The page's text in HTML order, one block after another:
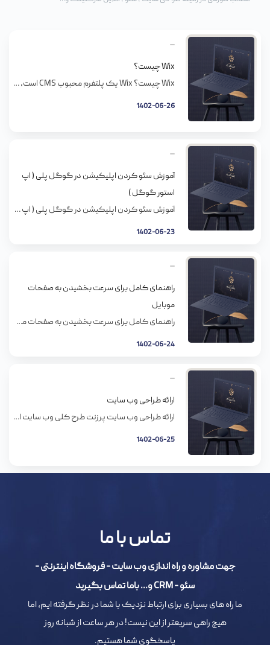
Wix چیست؟
Wix چیست؟ Wix یک پلتفرم محبوب CMS است، اگرچه محدودیت هایی نیز داره. من اغلب خوانندگان رو وادار می کنم بپرسن چطور از Wix به وردپرس برن؟ زیرا هر صاحب کسب و کار باهوشی می دونه وردپرس قطعاً بهتر از Wix است. با این اوصاف، Wix مبتدی پسند است و شاید قابل تأمل باشه. این […]
1402-06-26
آموزش سئو کردن اپلیکیشن در گوگل پلی ( اپ
استور گوگل )
آموزش سئو کردن اپلیکیشن در گوگل پلی ( اپ استور گوگل ) آنهایی که تولیدکننده و طراح اپلیکیشن‌های موبایل به‌ویژه برای اندروید هستند تلاش می‌کنند تا برنامه و بازی آنها روی گوگل پلی نیز منتشر شود. جالب است بدانید برای اینکه بهتر دیده شوید و تعداد نصب اپلیکیشن شما بیشتر شود، می‌توانید از سئو کردن […]
1402-06-23
راهنمای کامل برای سرعت بخشیدن به صفحات
موبایل
راهنمای کامل برای سرعت بخشیدن به صفحات موبایل تقریبا مهر 94 بود که گوگل پروژه صفحات موبایل سریع یا AMP رو معرفی کرد. هدف این پروژه منبع باز، بهبود فوق العاده عملکرد وب موبایله. فعلا این پروژه به صورت دوستانه راه افتاده و مشغول حرکت به سمت اهداف گوگل و ارائه اینترنت موبایل سریعتر به […]
1402-06-24
ارائه طراحی وب سایت
ارائه طراحی وب سایت پرزنت طرح کلی وب سایت از میان مراحل طراحی سایت، مفرح ترین مرحله، مرحله ی پرزنت است، موقعی که طرح و شِمای کلی وب سایت تکمیل شود و شما خواستید نظر سفارش دهنده طراحی را در باره این طرح بدانید،شما در واقع وارد مرحله پرزنت (ارائه و تشریح و نمایش طرح […]
1402-06-25
تماس با ما
جهت مشاوره و راه اندازی وب سایت - فروشگاه اینترنتی -
سئو - CRM و... باما تماس بگیرید
ما راه های بسیاری برای ارتباط نزدیک با شما در نظر گرفته ایم، اما
هیچ راهی سریعتر از این نیست! در هر ساعت از شبانه روز
پاسخگوی شما هستیم.